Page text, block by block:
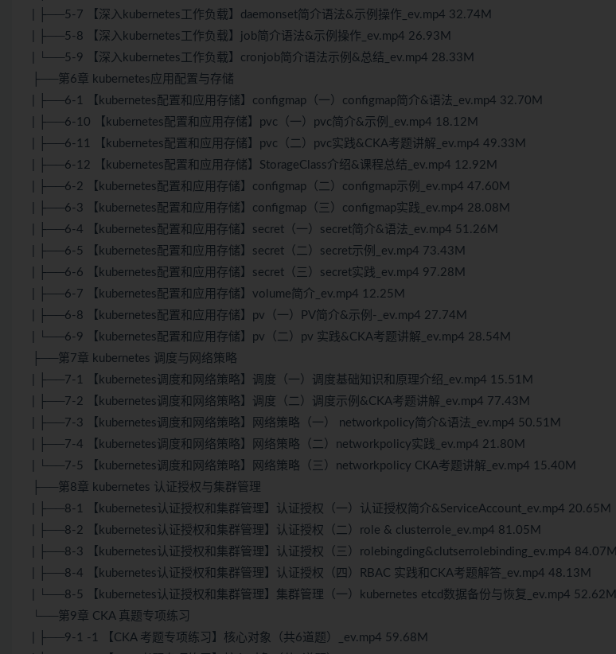
| ├──5-7 【深入kubernetes工作负载】daemonset简介语法&示例操作_ev.mp4 32.74M
| ├──5-8 【深入kubernetes工作负载】job简介语法&示例操作_ev.mp4 26.93M
| └──5-9 【深入kubernetes工作负载】cronjob简介语法示例&总结_ev.mp4 28.33M
├──第6章 kubernetes应用配置与存储
| ├──6-1 【kubernetes配置和应用存储】configmap（一）configmap简介&语法_ev.mp4 32.70M
| ├──6-10 【kubernetes配置和应用存储】pvc（一）pvc简介&示例_ev.mp4 18.12M
| ├──6-11 【kubernetes配置和应用存储】pvc（二）pvc实践&CKA考题讲解_ev.mp4 49.33M
| ├──6-12 【kubernetes配置和应用存储】StorageClass介绍&课程总结_ev.mp4 12.92M
| ├──6-2 【kubernetes配置和应用存储】configmap（二）configmap示例_ev.mp4 47.60M
| ├──6-3 【kubernetes配置和应用存储】configmap（三）configmap实践_ev.mp4 28.08M
| ├──6-4 【kubernetes配置和应用存储】secret（一）secret简介&语法_ev.mp4 51.26M
| ├──6-5 【kubernetes配置和应用存储】secret（二）secret示例_ev.mp4 73.43M
| ├──6-6 【kubernetes配置和应用存储】secret（三）secret实践_ev.mp4 97.28M
| ├──6-7 【kubernetes配置和应用存储】volume简介_ev.mp4 12.25M
| ├──6-8 【kubernetes配置和应用存储】pv（一）PV简介&示例-_ev.mp4 27.74M
| └──6-9 【kubernetes配置和应用存储】pv（二）pv 实践&CKA考题讲解_ev.mp4 28.54M
├──第7章 kubernetes 调度与网络策略
| ├──7-1 【kubernetes调度和网络策略】调度（一）调度基础知识和原理介绍_ev.mp4 15.51M
| ├──7-2 【kubernetes调度和网络策略】调度（二）调度示例&CKA考题讲解_ev.mp4 77.43M
| ├──7-3 【kubernetes调度和网络策略】网络策略（一） networkpolicy简介&语法_ev.mp4 50.51M
| ├──7-4 【kubernetes调度和网络策略】网络策略（二）networkpolicy实践_ev.mp4 21.80M
| └──7-5 【kubernetes调度和网络策略】网络策略（三）networkpolicy CKA考题讲解_ev.mp4 15.40M
├──第8章 kubernetes 认证授权与集群管理
| ├──8-1 【kubernetes认证授权和集群管理】认证授权（一）认证授权简介&ServiceAccount_ev.mp4 20.65M
| ├──8-2 【kubernetes认证授权和集群管理】认证授权（二）role & clusterrole_ev.mp4 81.05M
| ├──8-3 【kubernetes认证授权和集群管理】认证授权（三）rolebingding&clutserrolebinding_ev.mp4 84.07M
| ├──8-4 【kubernetes认证授权和集群管理】认证授权（四）RBAC 实践和CKA考题解答_ev.mp4 48.13M
| └──8-5 【kubernetes认证授权和集群管理】集群管理（一）kubernetes etcd数据备份与恢复_ev.mp4 52.62M
└──第9章 CKA 真题专项练习
| ├──9-1 -1 【CKA 考题专项练习】核心对象（共6道题）_ev.mp4 59.68M